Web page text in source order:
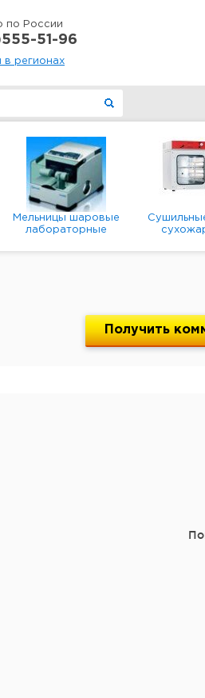
по России
51-96
в регионах
Мельницы шаровые
лабораторные
Получить